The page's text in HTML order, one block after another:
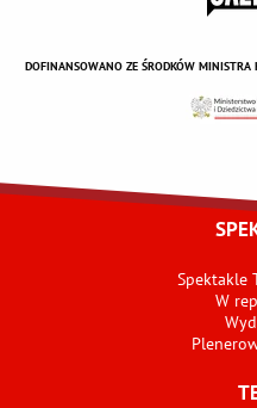
DOFINANSOWANO ZE ŚRODKÓW MINISTRA
Spektakle
W